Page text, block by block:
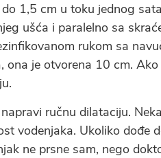
1,5 cm u toku jednog
ušća i paralelno sa
rukom sa
je otvorena 10 cm.
ručnu dilataciju.
vodenjaka. Ukoliko dođe
ne prsne sam, nego